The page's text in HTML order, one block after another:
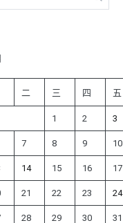
二 三 四 五
1 2 3
7 8 9 10
14 15 16 17
21 22 23 24
28 29 30 31